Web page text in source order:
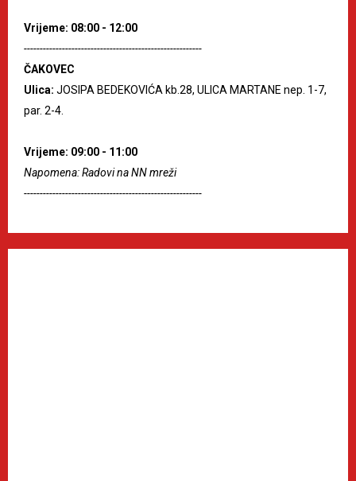
Vrijeme: 08:00 - 12:00
--------------------------------------------------------
ČAKOVEC
Ulica: JOSIPA BEDEKOVIĆA kb.28, ULICA MARTANE nep. 1-7,
par. 2-4.
Vrijeme: 09:00 - 11:00
Napomena: Radovi na NN mreži
--------------------------------------------------------